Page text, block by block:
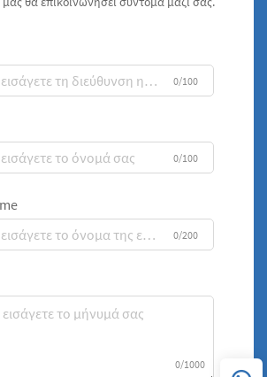
0/100
0/100
0/200
0/1000